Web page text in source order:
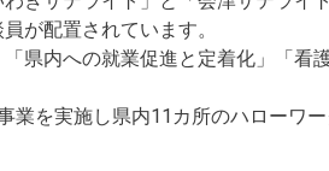
が配置されています。
「県内への就業促進と定着化」「
業を実施し県内11カ所のハローワ